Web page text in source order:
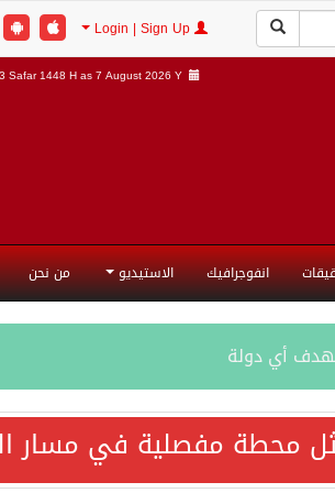
Safar 1448 H as7 August 2026 Y |
انفوجرافيك الاستيديو من نحن
أي دولة
المنطقة
محطة مفصلية في مسار